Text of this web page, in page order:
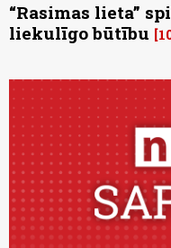
“Rasimas lieta”
liekulīgo būtību